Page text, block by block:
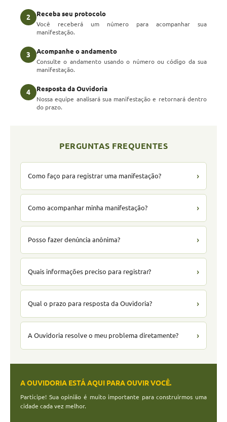
2 Receba seu protocolo
Você receberá um número para acompanhar sua
manifestação.
3 Acompanhe o andamento
Consulte o andamento usando o número ou código da sua
manifestação.
4 Resposta da Ouvidoria
Nossa equipe analisará sua manifestação e retornará dentro
do prazo.
PERGUNTAS FREQUENTES
Como faço para registrar uma manifestação? ›
Como acompanhar minha manifestação? ›
Posso fazer denúncia anônima? ›
Quais informações preciso para registrar? ›
Qual o prazo para resposta da Ouvidoria? ›
A Ouvidoria resolve o meu problema diretamente? ›
A OUVIDORIA ESTÁ AQUI PARA OUVIR VOCÊ.
Participe! Sua opinião é muito importante para construirmos uma
cidade cada vez melhor.